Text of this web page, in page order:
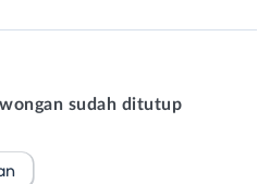
sudah ditutup